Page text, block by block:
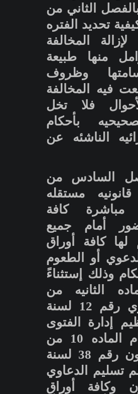
الثاني من
تحديد الفتره
لإزالة المخالفة
منها طبيعة
وظروف
فيه المخالفة
فلا تخل
بأحكام
الناشئه عن
السادس من
قانونيه مستقله
مباشرة كافة
أمام جميع
لها كافة أوراق
أو الطعوم
وذلك إستثناءً
الثانيه من
المرسوم الأميري رقم 12 لسنة
إدارة الفتوى
والتشريع وأحكام الماده 10 من
المرسوم بالقانون رقم 38 لسنة
تسليم الدعاوي
وكافة أوراق